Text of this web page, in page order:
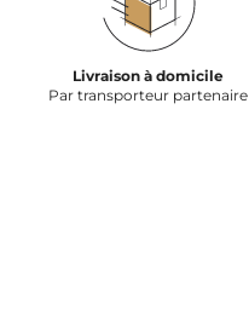
Livraison à domicile
Par transporteur partenaire